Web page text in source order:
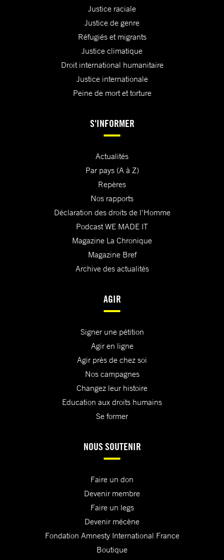
Justice raciale
Justice de genre
Réfugiés et migrants
Justice climatique
Droit international humanitaire
Justice internationale
Peine de mort et torture
S'INFORMER
Actualités
Par pays (A à Z)
Repères
Nos rapports
Déclaration des droits de l'Homme
Podcast WE MADE IT
Magazine La Chronique
Magazine Bref
Archive des actualités
AGIR
Signer une pétition
Agir en ligne
Agir près de chez soi
Nos campagnes
Changez leur histoire
Education aux droits humains
Se former
NOUS SOUTENIR
Faire un don
Devenir membre
Faire un legs
Devenir mécène
Fondation Amnesty International France
Boutique